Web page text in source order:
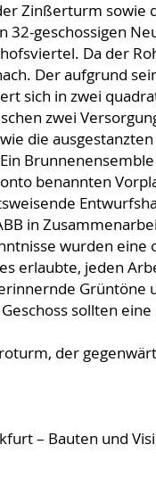
Zinßerturm sowie
32-geschossigen
Da der
Der aufgrund
sich in zwei
zwei
die
benannten
in
wurden
erlaubte, jeden
Grüntöne
sollten
der
– Bauten und